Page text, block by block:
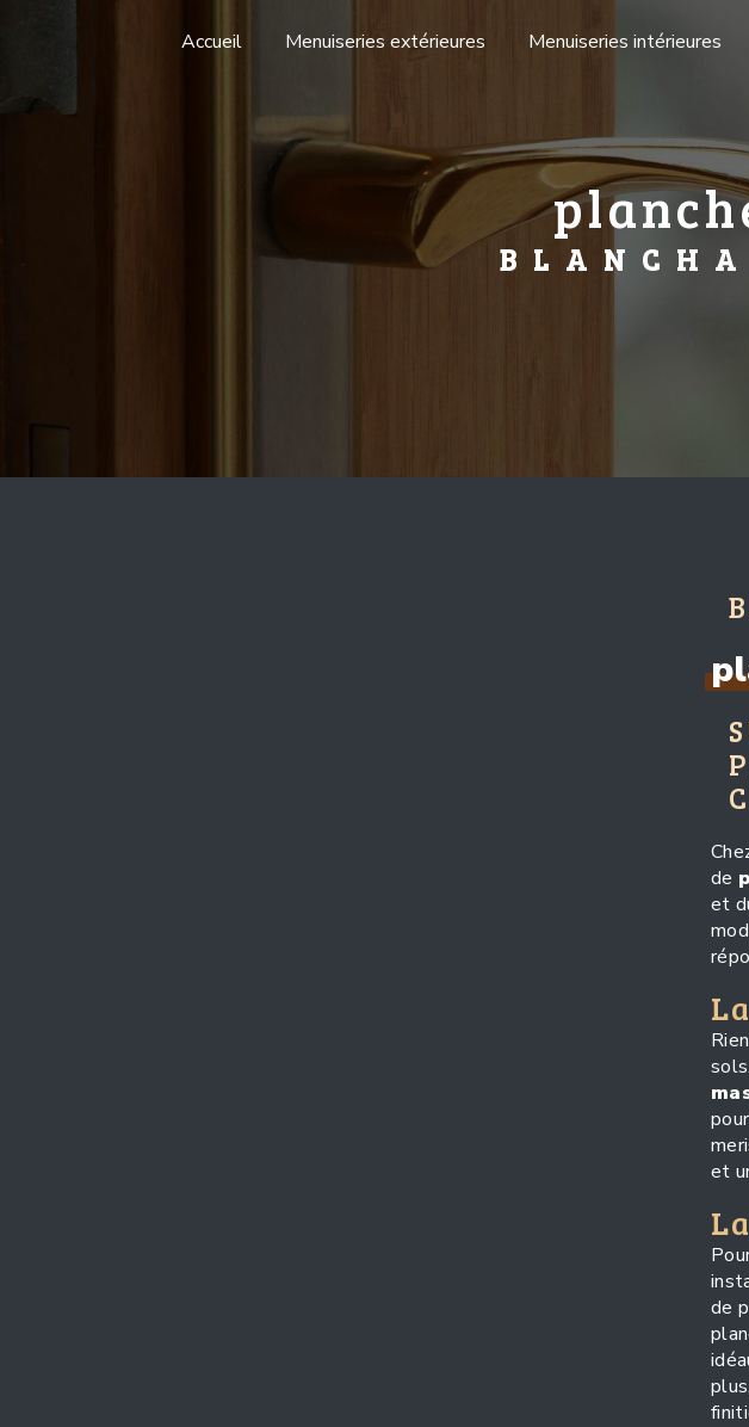
Accueil Menuiseries extérieures Menuiseries intérieures
de
et
et
de